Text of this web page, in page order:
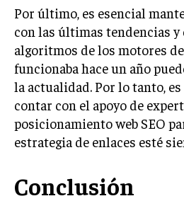
Ricardo Serrano
Soy Ricardo
comunicación
experiencia, uso la
estrategias de
poesía y el ajedrez, siempre busco
Aparece en periódicos digitales y
Infórmate aquí.
Por último, es esencial
con las últimas tendencias y
algoritmos de los motores
funcionaba hace un año
la actualidad. Por lo tanto,
contar con el apoyo de
posicionamiento web SEO
estrategia de enlaces esté
Conclusión